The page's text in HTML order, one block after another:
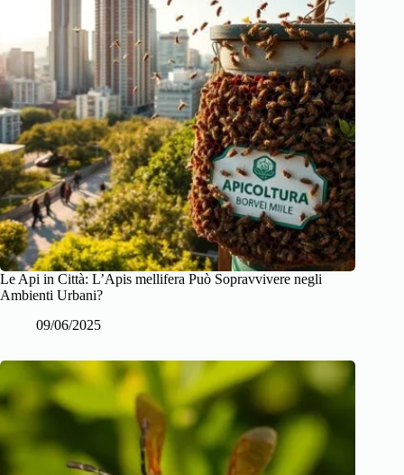
Le Api in Città: L’Apis mellifera Può Sopravvivere negli
Ambienti Urbani?
09/06/2025